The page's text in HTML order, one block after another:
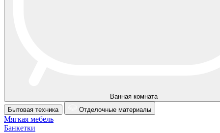
Ванная комната
Бытовая техника
Отделочные материалы
Мягкая мебель
Банкетки